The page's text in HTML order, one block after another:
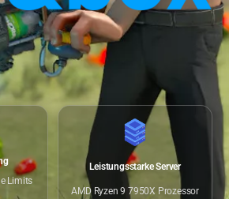
Limits
Leistungsstarke Server
AMD Ryzen 9 7950X Prozessor